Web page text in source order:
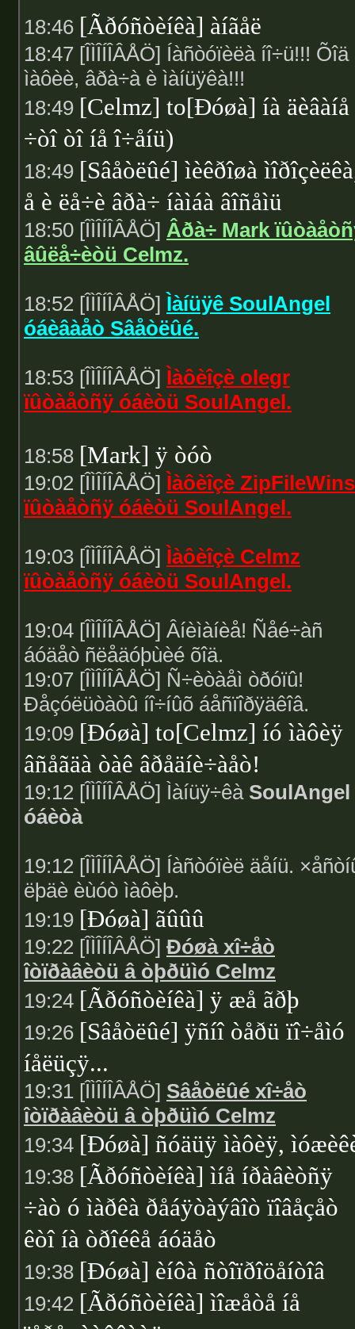
18:46 [Ãðóñòèíêà] àíãåë
18:47 [ÎÌÎÍÎÂÅÖ] Íàñòóïèëà íî÷ü!!! Õîä
ìàôèè, âðà÷à è ìàíüÿêà!!!
18:49 [Celmz] to[Ðóøà] íà äèâàíå
÷òî òî íå î÷åíü)
18:49 [Sâåòëûé] ìèêðîøà
å è ëå÷è âðà÷ íàìáà âîñåìü
18:50 [ÎÌÎÍÎÂÅÖ] Âðà÷ Mark
âûëå÷èòü Celmz.
18:52 [ÎÌÎÍÎÂÅÖ] Ìàíüÿê SoulAngel
óáèâàåò Sâåòëûé.
18:53 [ÎÌÎÍÎÂÅÖ] Ìàôèîçè olegr
ïûòàåòñÿ óáèòü SoulAngel.
18:58 [Mark] ÿ òóò
19:02 [ÎÌÎÍÎÂÅÖ] Ìàôèîçè ZipFileWins
ïûòàåòñÿ óáèòü SoulAngel.
19:03 [ÎÌÎÍÎÂÅÖ] Ìàôèîçè Celmz
ïûòàåòñÿ óáèòü SoulAngel.
19:04 [ÎÌÎÍÎÂÅÖ] Âíèìàíèå! Ñåé÷àñ
áóäåò ñëåäóþùèé õîä.
19:07 [ÎÌÎÍÎÂÅÖ] Ñ÷èòàåì òðóïû!
Ðåçóëüòàòû íî÷íûõ áåñïîðÿäêîâ.
19:09 [Ðóøà] to[Celmz] íó ìàôèÿ
âñåãäà òàê âðåäíè÷àåò!
19:12 [ÎÌÎÍÎÂÅÖ] Ìàíüÿ÷êà SoulAngel
óáèòà
19:12 [ÎÌÎÍÎÂÅÖ] Íàñòóïèë äåíü.
ëþäè èùóò ìàôèþ.
19:19 [Ðóøà] ãûûû
19:22 [ÎÌÎÍÎÂÅÖ] Ðóøà xî÷åò
îòïðàâèòü â òþðüìó Celmz
19:24 [Ãðóñòèíêà] ÿ æå ãðþ
19:26 [Sâåòëûé] ÿñíî òåðü ïî÷åìó
íåëüçÿ...
19:31 [ÎÌÎÍÎÂÅÖ] Sâåòëûé xî÷åò
îòïðàâèòü â òþðüìó Celmz
19:34 [Ðóøà] ñóäüÿ ìàôèÿ,
19:38 [Ãðóñòèíêà] ìíå íðàâèòñÿ
÷àò ó ìàðêà ðåáÿòàýâîò ïîâåçåò
êòî íà òðîéêå áóäåò
19:38 [Ðóøà] èíôà ñòîïðîöåíòîâ
19:42 [Ãðóñòèíêà] ìîæåòå íå